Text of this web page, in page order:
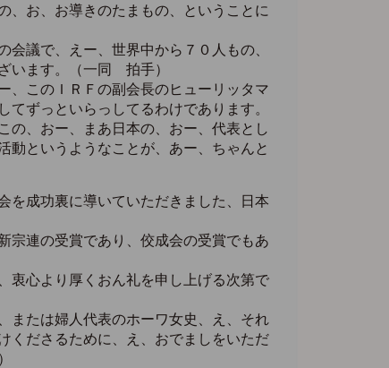
、お、お導きのたまもの、ということに
議で、えー、世界中から７０人もの、
います。（一同 拍手）
、このＩＲＦの副会長のヒューリッタマ
ずっといらっしてるわけであります。
の、おー、まあ日本の、おー、代表とし
動というようなことが、あー、ちゃんと
を成功裏に導いていただきました、日本
宗連の受賞であり、佼成会の受賞でもあ
衷心より厚くおん礼を申し上げる次第で
または婦人代表のホーワ女史、え、それ
くださるために、え、おでましをいただ